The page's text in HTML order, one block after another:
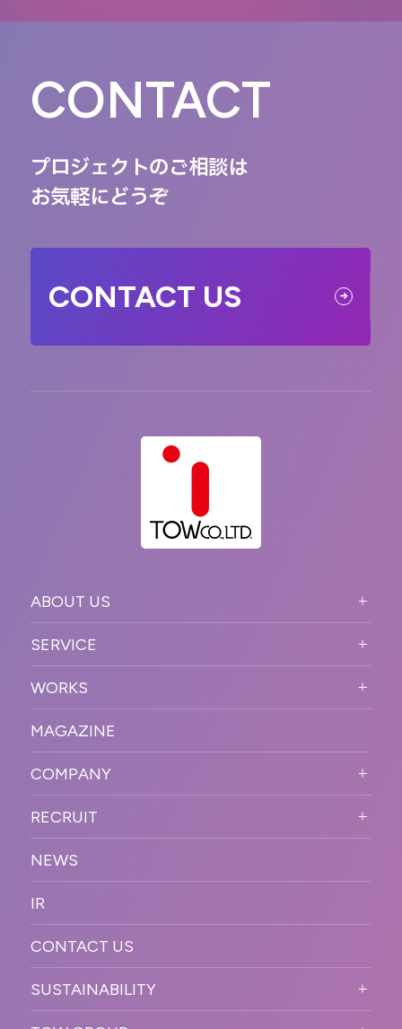
CONTACT
プロジェクトのご相談は
お気軽にどうぞ
CONTACT US
ABOUT US
PURPOSE
VISION
OUR DNA
SERVICE
STRONG POINT
BUSINESS DOMAIN
SOLUTION
WORKFLOW
WORKS
オンラインイベント
SNSプロモーション
プラットフォーム販
促
デジタル制作・映像
制作
PR
カンファレンス・展示会・アワ
ESPORTS・ゲームプロモーシ
MAGAZINE
COMPANY
COMPANY INFORMATION
MESSAGE
OFFICER
ACCESS
ORGANIZATION CHART
HISTORY
RECRUIT
新卒採用
キャリア採用
NEWS
IR
CONTACT US
SUSTAINABILITY